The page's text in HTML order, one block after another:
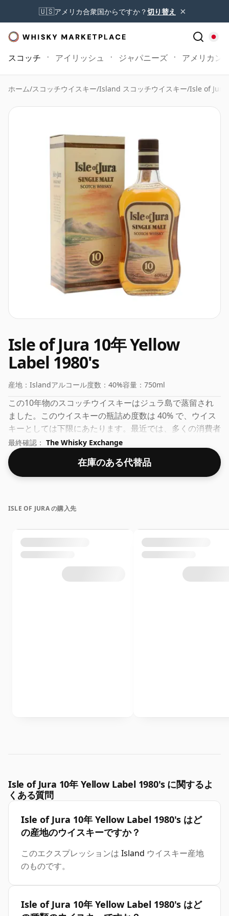
🇺🇸アメリカ合衆国からですか？切り替え ×
スコッチ アイリッシュ ジャパニーズ アメリカン
ホーム/スコッチウイスキー/Island スコッチウイスキー/Isle of Jura
Isle of Jura 10年 Yellow
Label 1980's
産地： Islandアルコール度数： 40%容量： 750ml
この10年物のスコッチウイスキーはジュラ島で蒸留され
ました。このウイスキーの瓶詰め度数は 40% で、ウイス
キーとしては下限にあたります。最近では、多くの消費者
が生産者に 43% または 46% に近い濃度で瓶詰めするよう
求めていますが、低度数の優れたウイスキーもまだいくつ
かあります。
最終確認： The Whisky Exchange
在庫のある代替品
ISLE OF JURA の購入先
Isle of Jura 10年 Yellow Label 1980's に関するよ
くある質問
Isle of Jura 10年 Yellow Label 1980's はど
の産地のウイスキーですか？
このエクスプレッションは Island ウイスキー産地
のものです。
Isle of Jura 10年 Yellow Label 1980's はど